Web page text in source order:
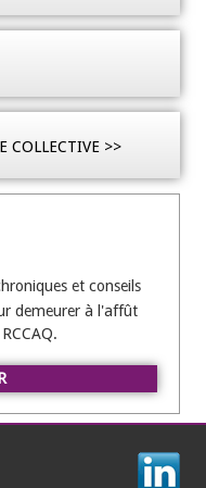
COLLECTIVE >>
et conseils
demeurer à l'affût